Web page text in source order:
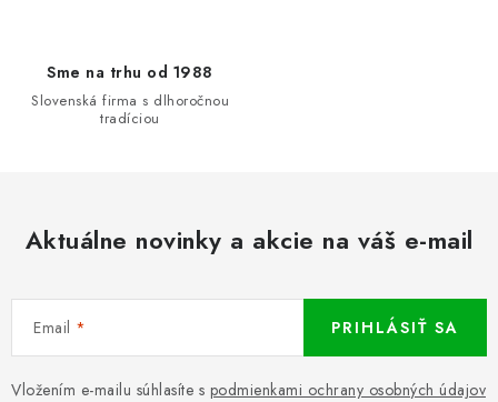
Sme na trhu od 1988
Slovenská firma s dlhoročnou
tradíciou
Aktuálne novinky a akcie na váš e-mail
Email
Vložením e-mailu súhlasíte s podmienkami ochrany osobných údajov
PRIHLÁSIŤ SA